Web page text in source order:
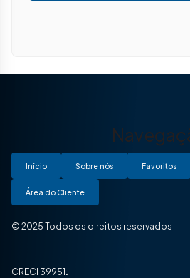
Início Sobre nós Favoritos
Área do Cliente
© 2025 Todos os direitos reservados
CRECI 39951J